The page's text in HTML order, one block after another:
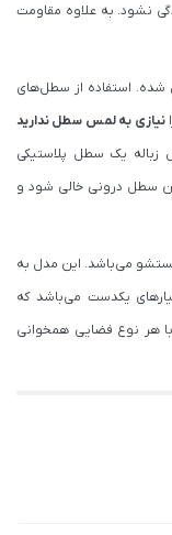
نشود. به علاوه مقاومت
شده. استفاده از سطل‌های
نیازی به لمس سطل ندارید
یک سطل پلاستیکی
سطل درونی خالی شود و
شستشو می‌باشد. این مدل به
یکدست می‌باشد که
هر نوع فضایی همخوانی